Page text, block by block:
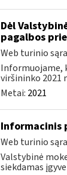
Dėl
pagalbos
Web turinio
Informuojame,
viršininko 2021
Metai: 2021
Informacinis
Web turinio
Valstybinė
siekdamas